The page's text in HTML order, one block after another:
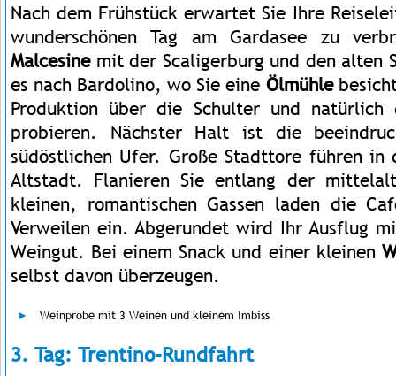
Nach dem Frühstück erwartet Sie Ihre
wunderschönen Tag am Gardasee zu
Malcesinemit der Scaligerburg und den alten
es nach Bardolino, wo Sie eine Ölmühle
Produktion über die Schulter und natürlich
probieren. Nächster Halt ist die
südöstlichen Ufer. Große Stadttore führen
Altstadt. Flanieren Sie entlang der
kleinen, romantischen Gassen laden die
Verweilen ein. Abgerundet wird Ihr Ausflug
Weingut. Bei einem Snack und einer kleinen
selbst davon überzeugen.
Weinprobe mit 3 Weinen und kleinem Imbiss
3. Tag: Trentino-Rundfahrt